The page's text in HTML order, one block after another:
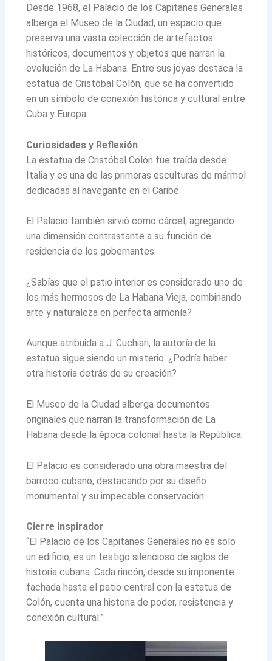
Desde 1968, el Palacio de los Capitanes Generales
alberga el Museo de la Ciudad, un espacio que
preserva una vasta colección de artefactos
históricos, documentos y objetos que narran la
evolución de La Habana. Entre sus joyas destaca la
estatua de Cristóbal Colón, que se ha convertido
en un símbolo de conexión histórica y cultural entre
Cuba y Europa.
Curiosidades y Reflexión
La estatua de Cristóbal Colón fue traída desde
Italia y es una de las primeras esculturas de mármol
dedicadas al navegante en el Caribe.
El Palacio también sirvió como cárcel, agregando
una dimensión contrastante a su función de
residencia de los gobernantes.
¿Sabías que el patio interior es considerado uno de
los más hermosos de La Habana Vieja, combinando
arte y naturaleza en perfecta armonía?
Aunque atribuida a J. Cuchiari, la autoría de la
estatua sigue siendo un misterio. ¿Podría haber
otra historia detrás de su creación?
El Museo de la Ciudad alberga documentos
originales que narran la transformación de La
Habana desde la época colonial hasta la República.
El Palacio es considerado una obra maestra del
barroco cubano, destacando por su diseño
monumental y su impecable conservación.
Cierre Inspirador
“El Palacio de los Capitanes Generales no es solo
un edificio, es un testigo silencioso de siglos de
historia cubana. Cada rincón, desde su imponente
fachada hasta el patio central con la estatua de
Colón, cuenta una historia de poder, resistencia y
conexión cultural.”